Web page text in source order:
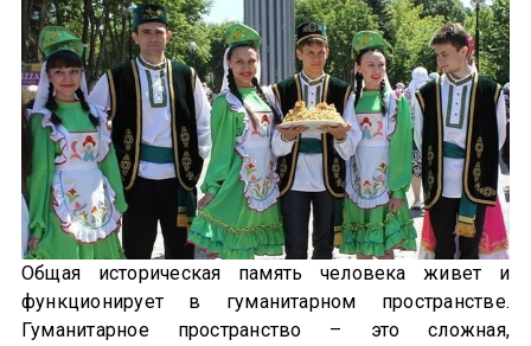
Общая историческая память человека живет и
функционирует в гуманитарном пространстве.
Гуманитарное пространство – это сложная,